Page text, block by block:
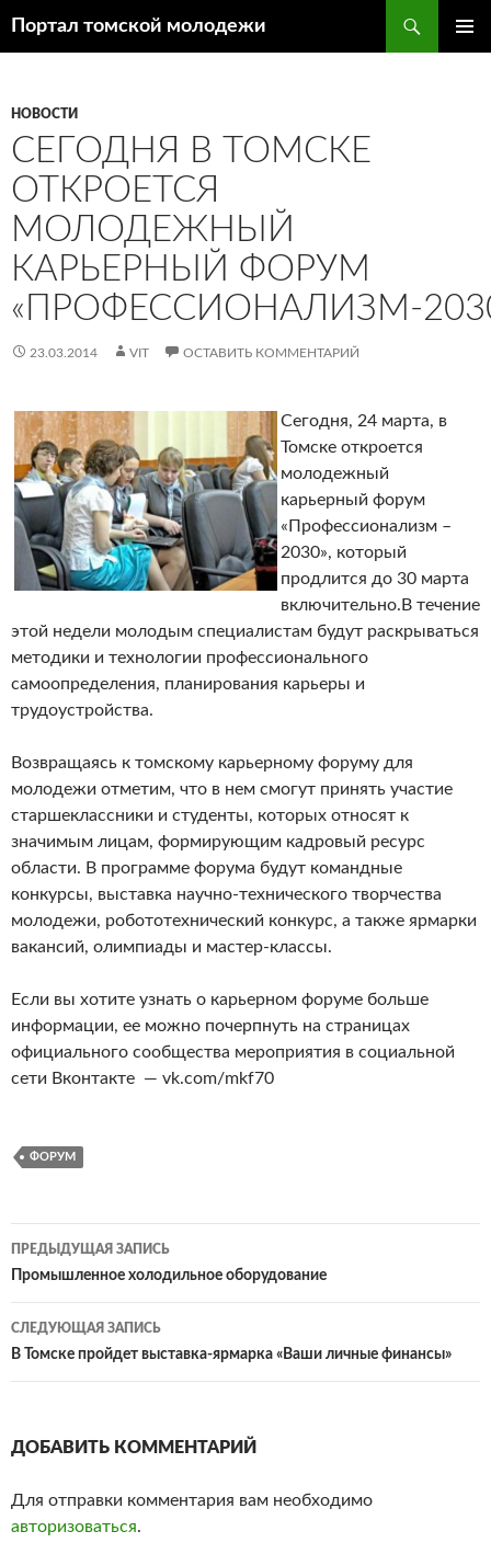
Портал томской молодежи
НОВОСТИ
СЕГОДНЯ В ТОМСКЕ
ОТКРОЕТСЯ
МОЛОДЕЖНЫЙ
КАРЬЕРНЫЙ ФОРУМ
«ПРОФЕССИОНАЛИЗМ-
23.03.2014 VIT ОСТАВИТЬ КОММЕНТАРИЙ
Сегодня, 24 марта, в
Томске откроется
молодежный
карьерный форум
«Профессионализм –
2030», который
продлится до 30 марта
включительно. В течение
этой недели молодым специалистам будут раскрываться
методики и технологии профессионального
самоопределения, планирования карьеры и
трудоустройства.
Возвращаясь к томскому карьерному форуму для
молодежи отметим, что в нем смогут принять участие
старшеклассники и студенты, которых относят к
значимым лицам, формирующим кадровый ресурс
области. В программе форума будут командные
конкурсы, выставка научно-технического творчества
молодежи, робототехнический конкурс, а также ярмарки
вакансий, олимпиады и мастер-классы.
Если вы хотите узнать о карьерном форуме больше
информации, ее можно почерпнуть на страницах
официального сообщества мероприятия в социальной
сети Вконтакте — vk.com/mkf70
ФОРУМ
Навигация
по
записям
ПРЕДЫДУЩАЯ ЗАПИСЬ
Промышленное холодильное оборудование
СЛЕДУЮЩАЯ ЗАПИСЬ
В Томске пройдет выставка-ярмарка «Ваши личные финансы»
ДОБАВИТЬ КОММЕНТАРИЙ
Для отправки комментария вам необходимо
авторизоваться.